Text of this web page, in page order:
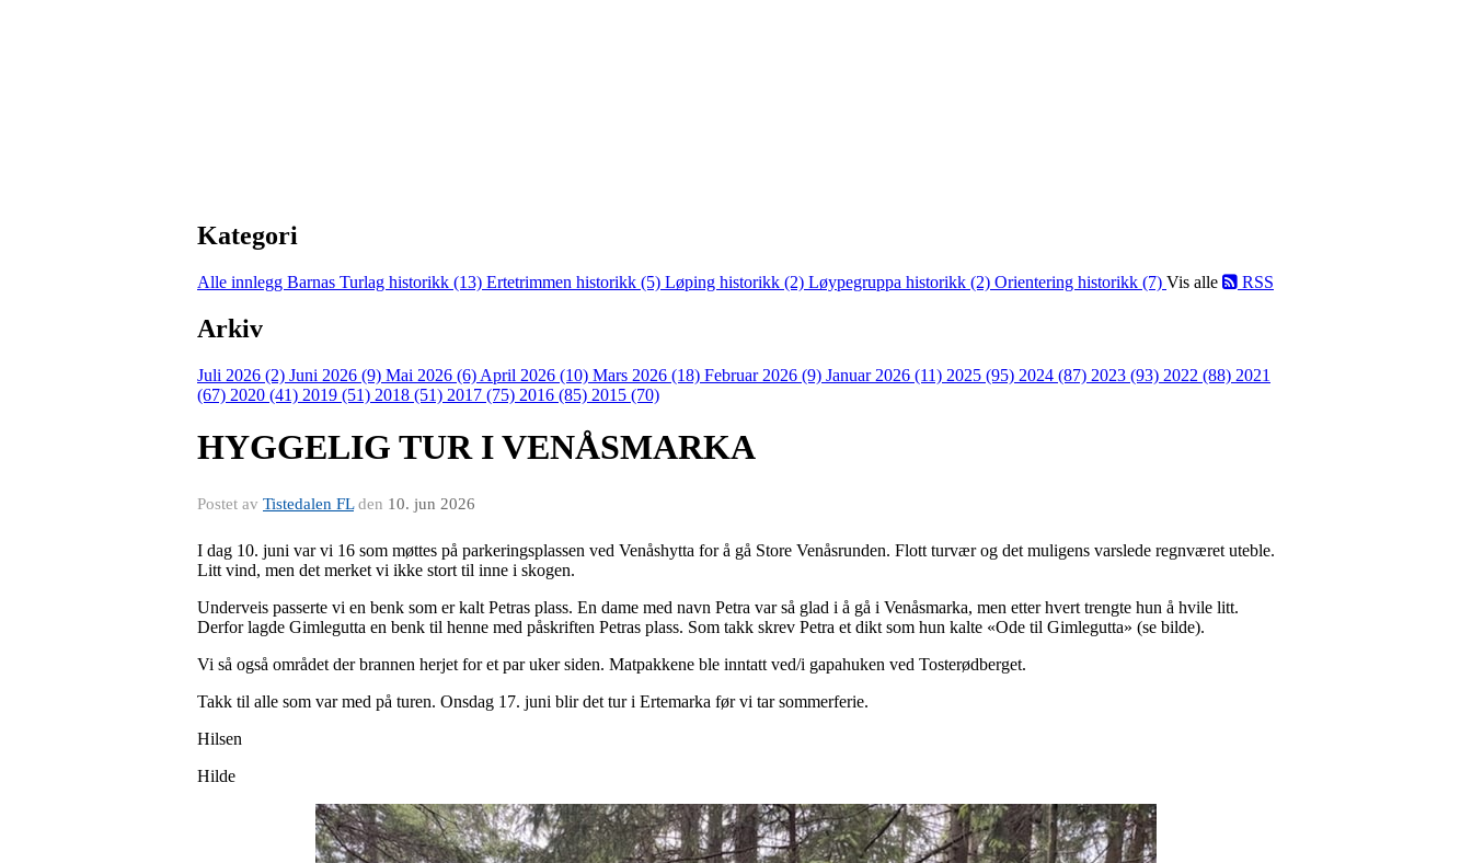
Kategori
Alle innlegg Barnas Turlag historikk (13) Ertetrimmen historikk (5) Løping historikk (2) Løypegruppa historikk (2) Orientering historikk (7) Vis alle RSS
Arkiv
Juli 2026 (2) Juni 2026 (9) Mai 2026 (6) April 2026 (10) Mars 2026 (18) Februar 2026 (9) Januar 2026 (11) 2025 (95) 2024 (87) 2023 (93) 2022 (88) 2021
(67) 2020 (41) 2019 (51) 2018 (51) 2017 (75) 2016 (85) 2015 (70)
HYGGELIG TUR I VENÅSMARKA
Postet av Tistedalen FLden 10. jun 2026
I dag 10. juni var vi 16 som møttes på parkeringsplassen ved Venåshytta for å gå Store Venåsrunden. Flott turvær og det muligens varslede regnværet uteble.
Litt vind, men det merket vi ikke stort til inne i skogen.
Underveis passerte vi en benk som er kalt Petras plass. En dame med navn Petra var så glad i å gå i Venåsmarka, men etter hvert trengte hun å hvile litt.
Derfor lagde Gimlegutta en benk til henne med påskriften Petras plass. Som takk skrev Petra et dikt som hun kalte «Ode til Gimlegutta» (se bilde).
Vi så også området der brannen herjet for et par uker siden. Matpakkene ble inntatt ved/i gapahuken ved Tosterødberget.
Takk til alle som var med på turen. Onsdag 17. juni blir det tur i Ertemarka før vi tar sommerferie.
Hilsen
Hilde